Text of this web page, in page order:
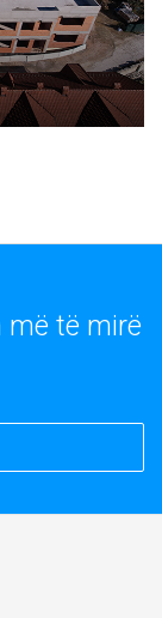
më të mirë